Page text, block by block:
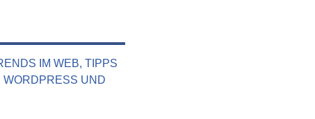
IM WEB, TIPPS
WORDPRESS UND